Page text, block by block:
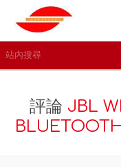
評論 JBL